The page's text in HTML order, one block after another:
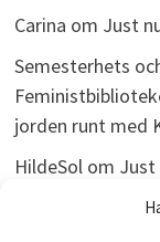
Carina om Just
Semesterhets
jorden runt med
HildeSolom Just